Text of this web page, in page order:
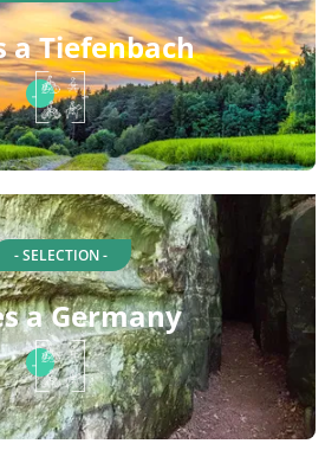
a Tiefenbach
- SELECTION -
a Germany